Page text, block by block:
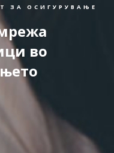
ЗА ОСИГУРУВАЊЕ
во